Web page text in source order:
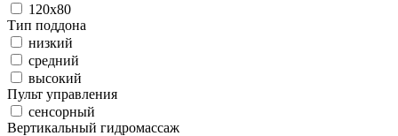
120x80
Тип поддона
низкий
средний
высокий
Пульт управления
сенсорный
Вертикальный гидромассаж